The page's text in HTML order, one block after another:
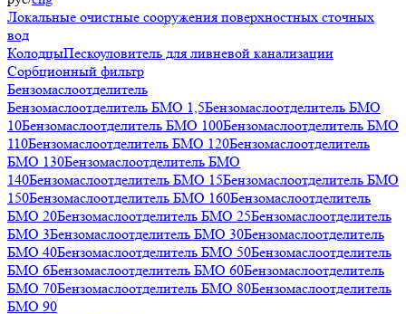
Локальные очистные сооружения поверхностных сточных
вод
КолодцыПескоуловитель для ливневой канализации
Сорбционный фильтр
Бензомаслоотделитель
Бензомаслоотделитель БМО 1,5Бензомаслоотделитель БМО
10Бензомаслоотделитель БМО 100Бензомаслоотделитель БМО
110Бензомаслоотделитель БМО 120Бензомаслоотделитель
БМО 130Бензомаслоотделитель БМО
140Бензомаслоотделитель БМО 15Бензомаслоотделитель БМО
150Бензомаслоотделитель БМО 160Бензомаслоотделитель
БМО 20Бензомаслоотделитель БМО 25Бензомаслоотделитель
БМО 3Бензомаслоотделитель БМО 30Бензомаслоотделитель
БМО 40Бензомаслоотделитель БМО 50Бензомаслоотделитель
БМО 6Бензомаслоотделитель БМО 60Бензомаслоотделитель
БМО 70Бензомаслоотделитель БМО 80Бензомаслоотделитель
БМО 90